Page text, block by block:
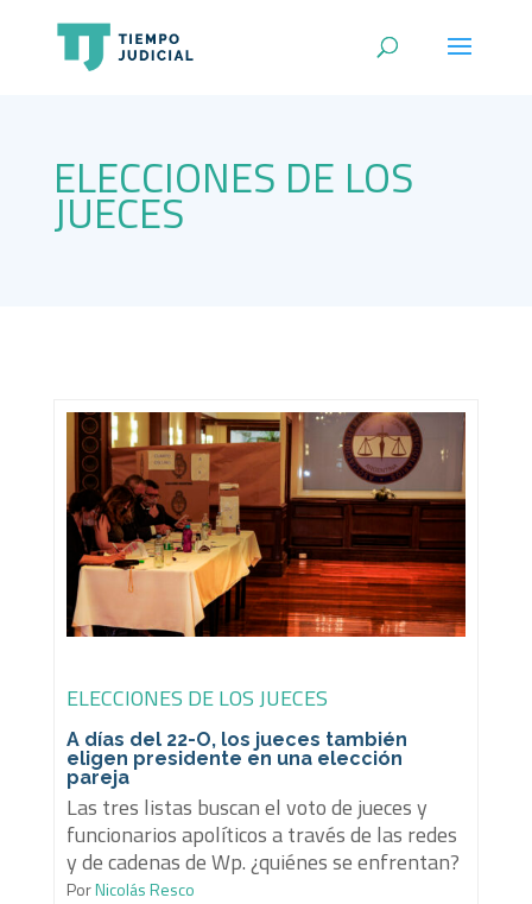
ELECCIONES DE LOS
JUECES
ELECCIONES DE LOS JUECES
A días del 22-O, los jueces también
eligen presidente en una elección
pareja
Las tres listas buscan el voto de jueces y
funcionarios apolíticos a través de las redes
y de cadenas de Wp. ¿quiénes se enfrentan?
PorNicolás Resco